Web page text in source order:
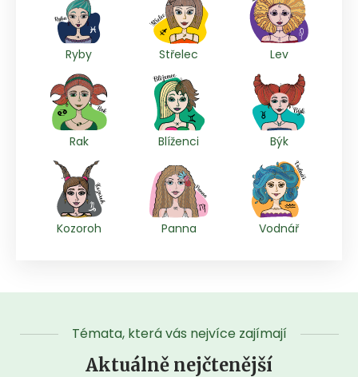
Ryby Střelec Lev
Rak Blíženci Býk
Kozoroh Panna Vodnář
Témata, která vás nejvíce zajímají
Aktuálně nejčtenější